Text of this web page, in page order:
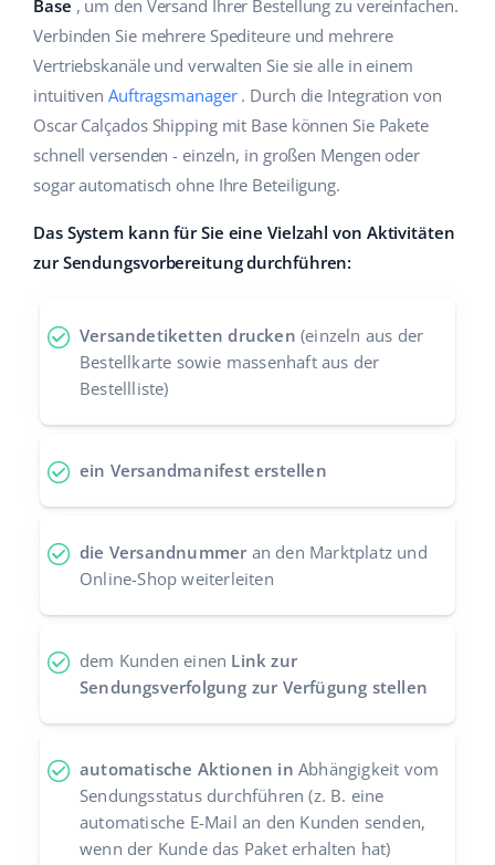
Marktplatz-Manager
Workflow-Automatisierung
Versandmanagement
Preisautomatisierung
KI für E-Commerce
Ecosystem
Base Analytics
Base Connect
Haus & Garten
Produkte für Kinder
Elektronik
Autoteile
Health & Beauty
Hilfe
Akademie
Marketplace Ebook
Blog
Dienstleistungen
Base.com Audit
Vorteilsrechner
english (US)
english (GB)
english (IN)
deutsch
Ελληνικά
español (AR)
español (MX)
Français
Italiano
português (BR)
中文
Base , um den Versand Ihrer Bestellung zu vereinfachen.
Verbinden Sie mehrere Spediteure und mehrere
Vertriebskanäle und verwalten Sie sie alle in einem
intuitiven Auftragsmanager. Durch die Integration von
Oscar Calçados Shipping mit Base können Sie Pakete
schnell versenden - einzeln, in großen Mengen oder
sogar automatisch ohne Ihre Beteiligung.
Das System kann für Sie eine Vielzahl von Aktivitäten
zur Sendungsvorbereitung durchführen:
Versandetiketten drucken (einzeln aus der
Bestellkarte sowie massenhaft aus der
Bestellliste)
ein Versandmanifest erstellen
die Versandnummer an den Marktplatz und
Online-Shop weiterleiten
dem Kunden einen Link zur
Sendungsverfolgung zur Verfügung stellen
automatische Aktionen in Abhängigkeit vom
Sendungsstatus durchführen (z. B. eine
automatische E-Mail an den Kunden senden,
wenn der Kunde das Paket erhalten hat)